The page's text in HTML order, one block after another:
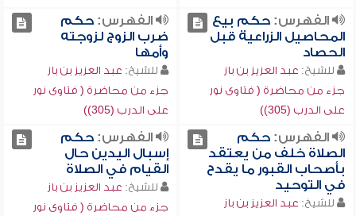
الفهرس:حكم بيع
المحاصيل الزراعية قبل
الحصاد
للشيخ: عبد العزيز بن باز
جزء من محاضرة ( فتاوى نور
على الدرب (305))
الفهرس:حكم
ضرب الزوج لزوجته
وأمها
للشيخ: عبد العزيز بن باز
جزء من محاضرة ( فتاوى نور
على الدرب (305))
الفهرس:حكم
الصلاة خلف من يعتقد
بأصحاب القبور ما يقدح
في التوحيد
للشيخ: عبد العزيز بن باز
الفهرس:حكم
إسبال اليدين حال
القيام في الصلاة
للشيخ: عبد العزيز بن باز
جزء من محاضرة ( فتاوى نور